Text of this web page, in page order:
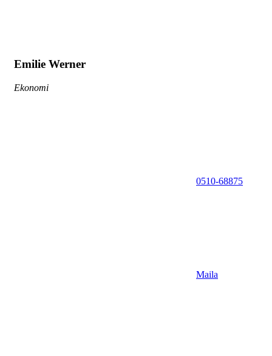
Emilie Werner
Ekonomi
0510-68875
Maila